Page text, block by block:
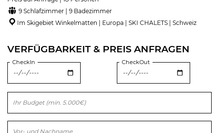
9 Schlafzimmer | 9 Badezimmer
Im Skigebiet Winkelmatten | Europa | SKI CHALETS | Schweiz
VERFÜGBARKEIT & PREIS ANFRAGEN
CheckIn CheckOut
Bitte lasse dieses Feld leer.